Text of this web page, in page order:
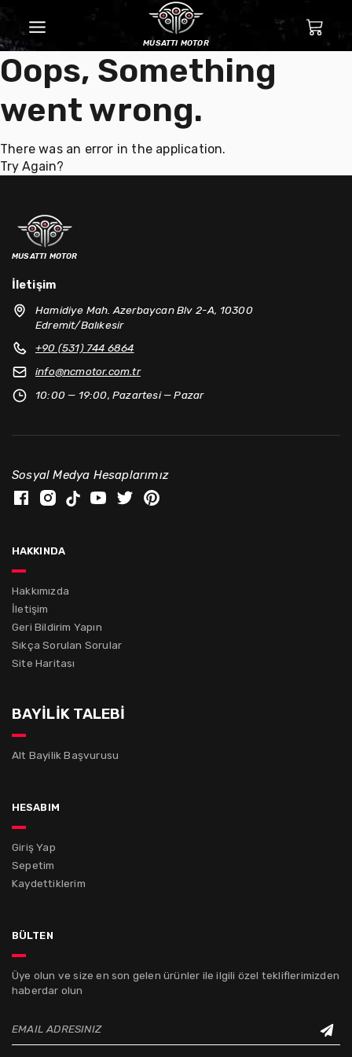
musatti motor
Oops, Something
went wrong.
There was an error in the application.
Try Again?
musatti motor
İletişim
Hamidiye Mah. Azerbaycan Blv 2-A, 10300
Edremit/Balıkesir
+90 (531) 744 6864
info@ncmotor.com.tr
10:00 — 19:00, Pazartesi — Pazar
Sosyal Medya Hesaplarımız
hakkında
Hakkımızda
İletişim
Geri Bildirim Yapın
Sıkça Sorulan Sorular
Site Haritası
BAYİLİK TALEBİ
Alt Bayilik Başvurusu
hesabım
Giriş Yap
Sepetim
Kaydettiklerim
bülten
Üye olun ve size en son gelen ürünler ile ilgili özel tekliflerimizden
haberdar olun
EMAIL ADRESINIZ